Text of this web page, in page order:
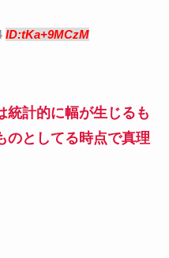
ID:tKa+9MCzM
統計的に幅が生じるも
のとしてる時点で真理